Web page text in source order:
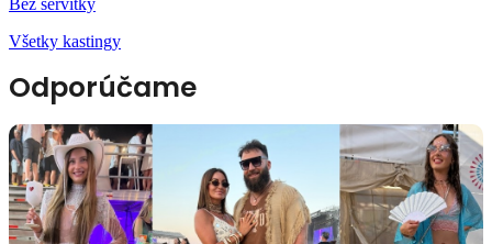
Všetky kastingy
Odporúčame